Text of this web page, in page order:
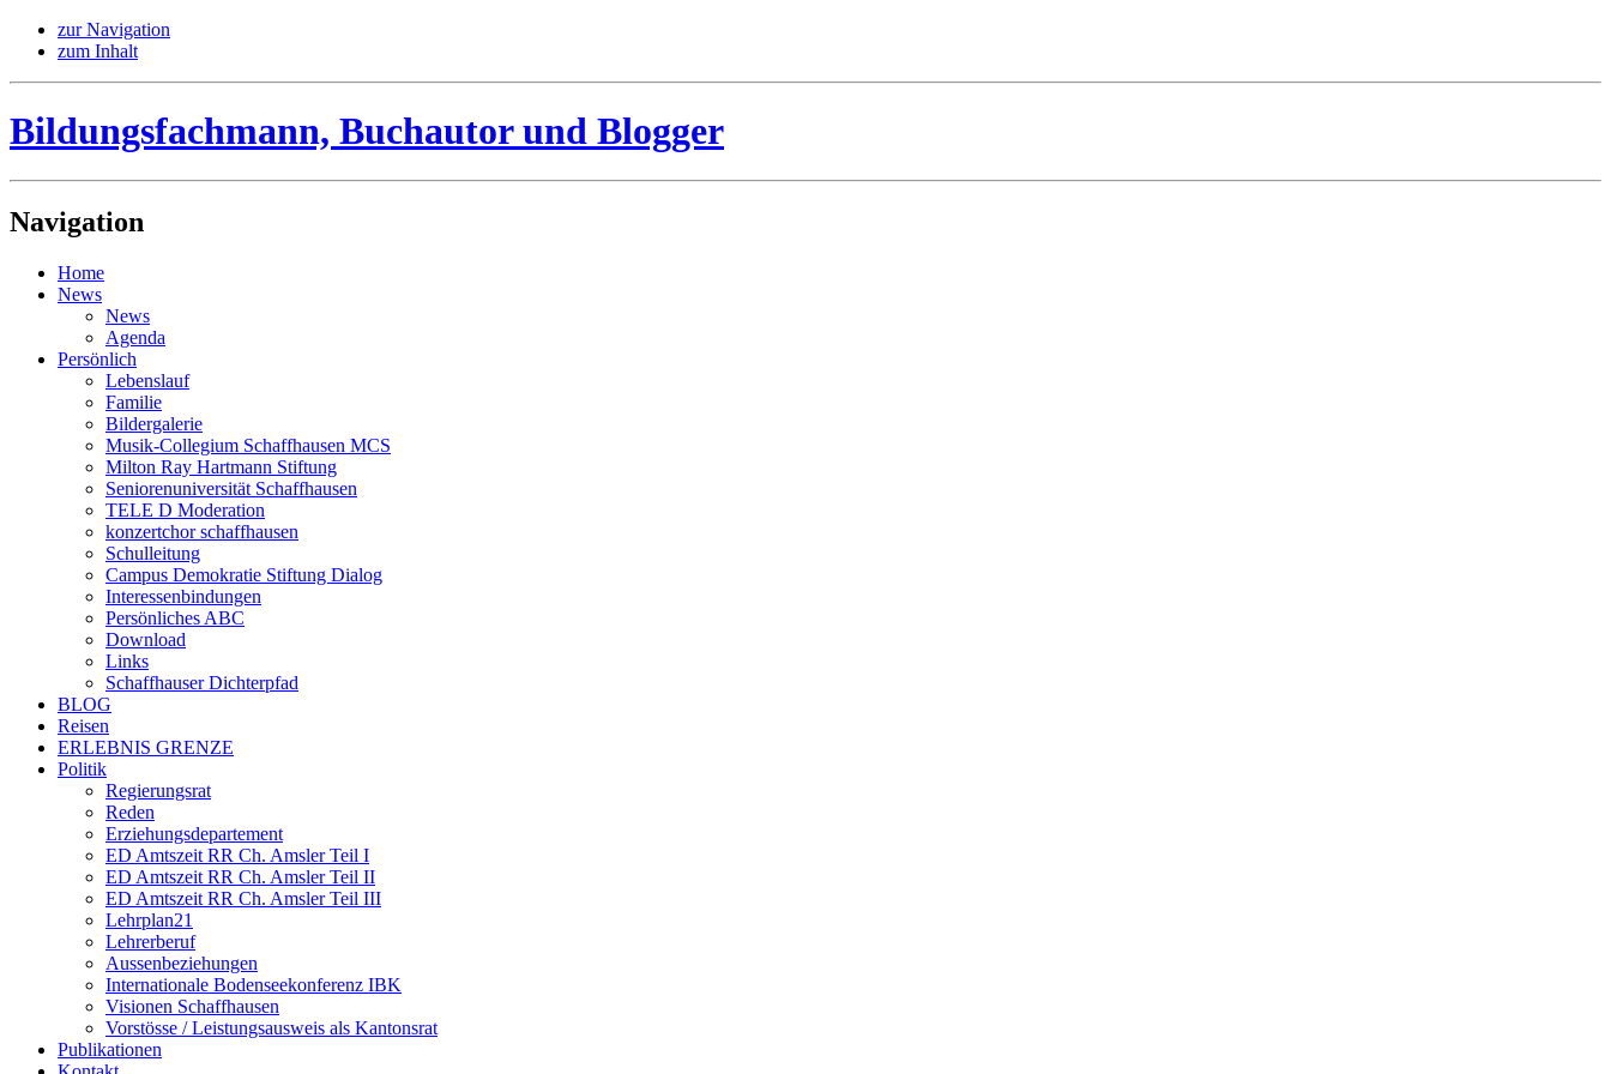
zur Navigation
zum Inhalt
Bildungsfachmann, Buchautor und Blogger
Navigation
Home
News
News
Agenda
Persönlich
Lebenslauf
Familie
Bildergalerie
Musik-Collegium Schaffhausen MCS
Milton Ray Hartmann Stiftung
Seniorenuniversität Schaffhausen
TELE D Moderation
konzertchor schaffhausen
Schulleitung
Campus Demokratie Stiftung Dialog
Interessenbindungen
Persönliches ABC
Download
Links
Schaffhauser Dichterpfad
BLOG
Reisen
ERLEBNIS GRENZE
Politik
Regierungsrat
Reden
Erziehungsdepartement
ED Amtszeit RR Ch. Amsler Teil I
ED Amtszeit RR Ch. Amsler Teil II
ED Amtszeit RR Ch. Amsler Teil III
Lehrplan21
Lehrerberuf
Aussenbeziehungen
Internationale Bodenseekonferenz IBK
Visionen Schaffhausen
Vorstösse / Leistungsausweis als Kantonsrat
Publikationen